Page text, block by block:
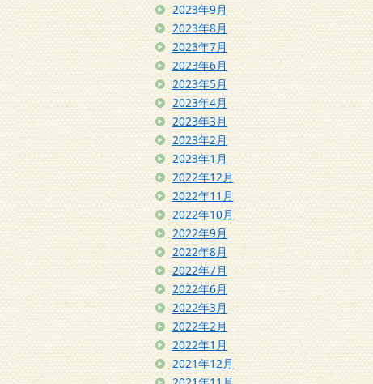
2023年9月
2023年8月
2023年7月
2023年6月
2023年5月
2023年4月
2023年3月
2023年2月
2023年1月
2022年12月
2022年11月
2022年10月
2022年9月
2022年8月
2022年7月
2022年6月
2022年3月
2022年2月
2022年1月
2021年12月